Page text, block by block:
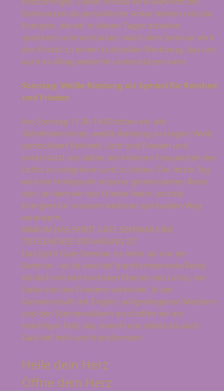
Seminarzeit als persönlicher Anker dienen und die
Energien, die wir in diesen Tagen arbeiten,
speichern und verstärken. Nach dem Seminar wird
der Kristall zu einem kraftvollen Werkzeug, das uns
auch im Alltag weiterhin unterstützen kann.
Sonntag: Weiße Kleidung als Symbol für Reinheit
und Frieden
Am Sonntag 11.00-14:00 bitten wir alle
Teilnehmer/innen, weiße Kleidung zu tragen. Weiß
symbolisiert Reinheit, Licht und Frieden und
unterstützt uns dabei, die höheren Frequenzen des
Lichts zu integrieren und zu halten. Der letzte Tag
wird ein Höhepunkt unserer gemeinsamen Reise
sein, an dem wir das Erlebte feiern und die
Energien für unseren weiteren spirituellen Weg
verankern.
WARUM DAS SPIRIT GATE SEMINAR EINE
TIEFGEHENDE ERFAHRUNG IST
Das Spirit Gate Seminar ist mehr als nur ein
Seminar – es ist eine tief transformierende Reise,
die dich mit den höchsten Ebenen des Lichts, der
Liebe und des Friedens verbindet. In der
Gemeinschaft mit Engeln, aufgestiegenen Meistern
und den Sternenvölkern erschaffen wir ein
mächtiges Feld, das sowohl uns selbst als auch
Gaia tief heilt und transformiert.
Heile dein Herz
Öffne dein Herz